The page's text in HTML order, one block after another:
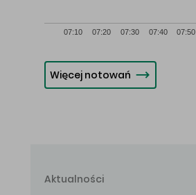
07:10 07:20 07:30 07:40 07:50
Więcej notowań
Aktualności